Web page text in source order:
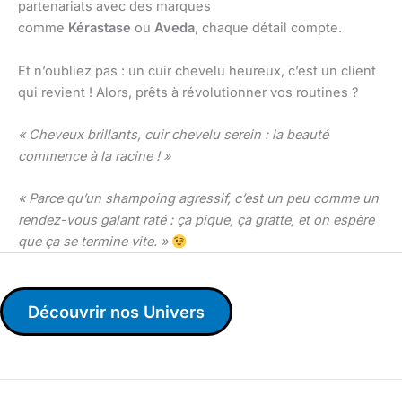
partenariats avec des marques
comme Kérastase ou Aveda, chaque détail compte.
Et n’oubliez pas : un cuir chevelu heureux, c’est un client
qui revient ! Alors, prêts à révolutionner vos routines ?
« Cheveux brillants, cuir chevelu serein : la beauté
commence à la racine ! »
« Parce qu’un shampoing agressif, c’est un peu comme un
rendez-vous galant raté : ça pique, ça gratte, et on espère
que ça se termine vite. »
Découvrir nos Univers